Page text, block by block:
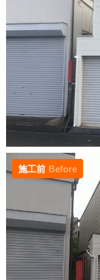
施工前 Before